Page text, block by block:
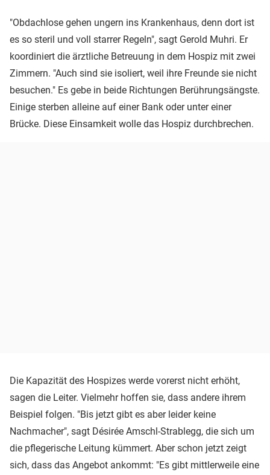
"Obdachlose gehen ungern ins Krankenhaus, denn dort ist
es so steril und voll starrer Regeln", sagt Gerold Muhri. Er
koordiniert die ärztliche Betreuung in dem Hospiz mit zwei
Zimmern. "Auch sind sie isoliert, weil ihre Freunde sie nicht
besuchen." Es gebe in beide Richtungen Berührungsängste.
Einige sterben alleine auf einer Bank oder unter einer
Brücke. Diese Einsamkeit wolle das Hospiz durchbrechen.
Die Kapazität des Hospizes werde vorerst nicht erhöht,
sagen die Leiter. Vielmehr hoffen sie, dass andere ihrem
Beispiel folgen. "Bis jetzt gibt es aber leider keine
Nachmacher", sagt Désirée Amschl-Strablegg, die sich um
die pflegerische Leitung kümmert. Aber schon jetzt zeigt
sich, dass das Angebot ankommt: "Es gibt mittlerweile eine